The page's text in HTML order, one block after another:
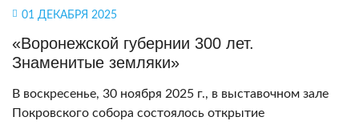
01 ДЕКАБРЯ 2025
«Воронежской губернии 300 лет.
Знаменитые земляки»
В воскресенье, 30 ноября 2025 г., в выставочном зале
Покровского собора состоялось открытие